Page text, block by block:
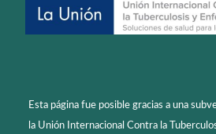
Esta página fue posible gracias a una
la Unión Internacional Contra la